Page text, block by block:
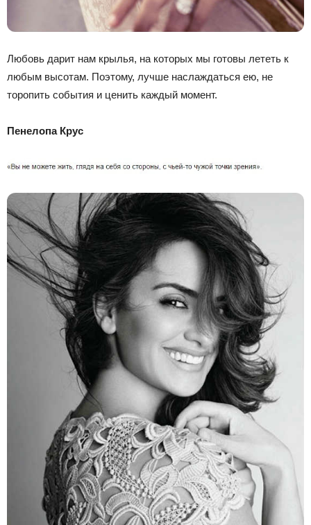
Любовь дарит нам крылья, на которых мы готовы лететь к
любым высотам. Поэтому, лучше наслаждаться ею, не
торопить события и ценить каждый момент.
Пенелопа Крус